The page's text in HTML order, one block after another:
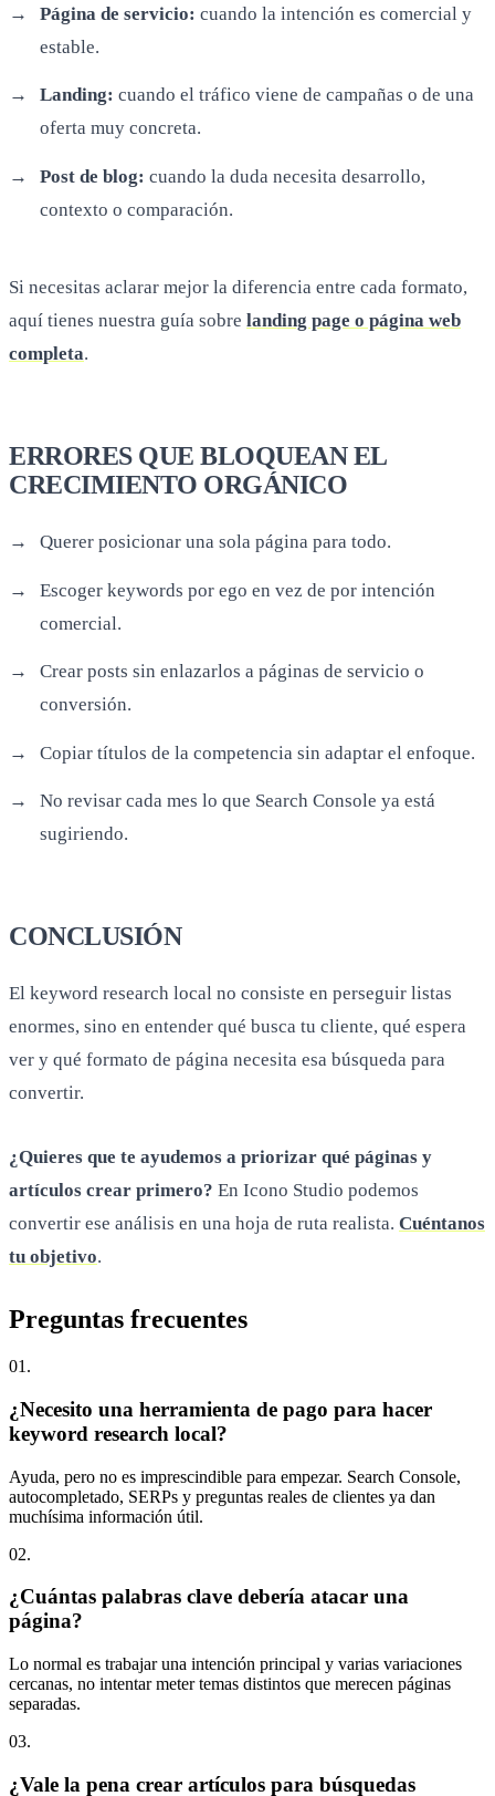
Página de servicio: cuando la intención es comercial y
estable.
Landing: cuando el tráfico viene de campañas o de una
oferta muy concreta.
Post de blog: cuando la duda necesita desarrollo,
contexto o comparación.
Si necesitas aclarar mejor la diferencia entre cada formato,
aquí tienes nuestra guía sobre landing page o página web
completa.
ERRORES QUE BLOQUEAN EL
CRECIMIENTO ORGÁNICO
Querer posicionar una sola página para todo.
Escoger keywords por ego en vez de por intención
comercial.
Crear posts sin enlazarlos a páginas de servicio o
conversión.
Copiar títulos de la competencia sin adaptar el enfoque.
No revisar cada mes lo que Search Console ya está
sugiriendo.
CONCLUSIÓN
El keyword research local no consiste en perseguir listas
enormes, sino en entender qué busca tu cliente, qué espera
ver y qué formato de página necesita esa búsqueda para
convertir.
¿Quieres que te ayudemos a priorizar qué páginas y
artículos crear primero? En Icono Studio podemos
convertir ese análisis en una hoja de ruta realista. Cuéntanos
tu objetivo.
Preguntas frecuentes
01 .
¿Necesito una herramienta de pago para hacer
keyword research local?
Ayuda, pero no es imprescindible para empezar. Search Console,
autocompletado, SERPs y preguntas reales de clientes ya dan
muchísima información útil.
02.
¿Cuántas palabras clave debería atacar una
página?
Lo normal es trabajar una intención principal y varias variaciones
cercanas, no intentar meter temas distintos que merecen páginas
separadas.
03.
¿Vale la pena crear artículos para búsquedas